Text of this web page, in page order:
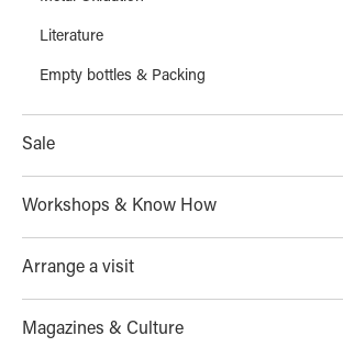
Literature
Empty bottles & Packing
Sale
Workshops & Know How
Arrange a visit
Magazines & Culture